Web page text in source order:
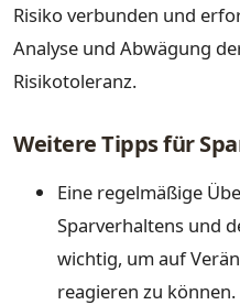
Risiko verbunden und
Analyse und Abwägung
Risikotoleranz.
Weitere Tipps für
Eine regelmäßige
Sparverhaltens und
wichtig, um auf
reagieren zu können.